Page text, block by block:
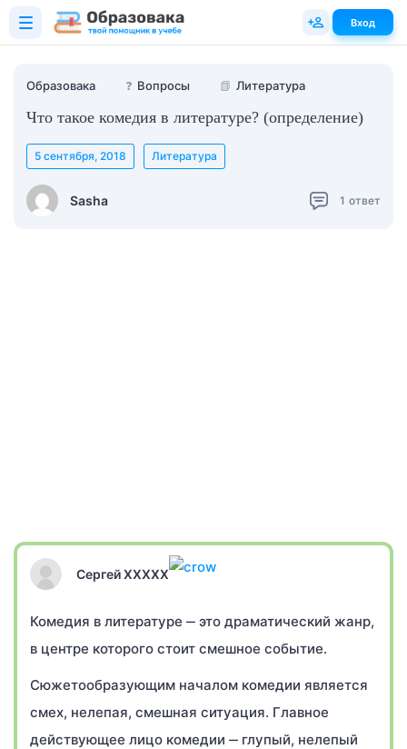
Образовака ❓ Вопросы 📗 Литература
Что такое комедия в литературе? (определение)
Sasha
5 сентября, 2018 Литература
1 ответ
Сергей XXXXX
Комедия в литературе ‒ это драматический жанр,
в центре которого стоит смешное событие.
Сюжетообразующим началом комедии является
смех, нелепая, смешная ситуация. Главное
действующее лицо комедии ‒ глупый, нелепый
Вход